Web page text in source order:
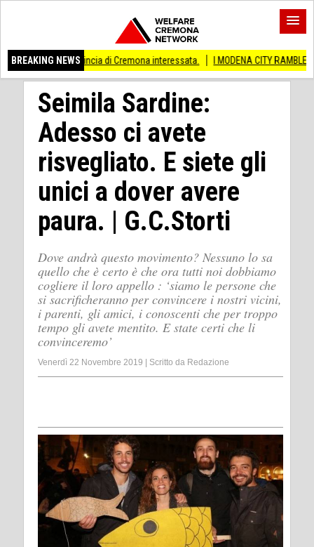
BREAKING NEWS
di Cremona interessata. I MODENA CITY RAMBLERS ARRIVANO A
Seimila Sardine:
Adesso ci avete
risvegliato. E siete gli
unici a dover avere
paura. | G.C.Storti
Dove andrà questo movimento? Nessuno lo sa
quello che è certo è che ora tutti noi dobbiamo
cogliere il loro appello : ‘siamo le persone che
si sacrificheranno per convincere i nostri vicini,
i parenti, gli amici, i conoscenti che per troppo
tempo gli avete mentito. E state certi che li
convinceremo’
Venerdì 22 Novembre 2019 Scritto da Redazione